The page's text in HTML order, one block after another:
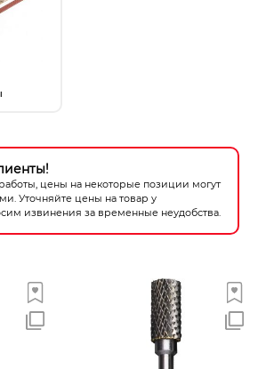
цены на некоторые позиции могут
Уточняйте цены на товар у
извинения за временные неудобства.